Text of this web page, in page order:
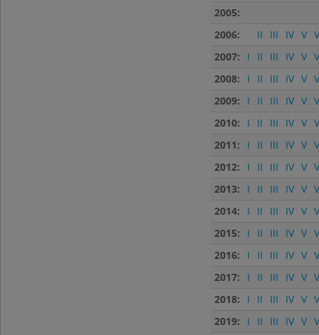
2005:
2006:
II III IV V
2007:
I II III IV V
2008:
I II III IV V
2009:
I II III IV V
2010:
I II III IV V
2011:
I II III IV V
2012:
I II III IV V
2013:
I II III IV V
2014:
I II III IV V
2015:
I II III IV V
2016:
I II III IV V
2017:
I II III IV V
2018:
I II III IV V
2019:
I II III IV V